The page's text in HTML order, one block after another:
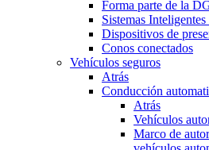
Forma parte de la
Sistemas
Dispositivos de
Conos conectados
Vehículos seguros
Atrás
Conducción
Atrás
Vehículos
Marco de